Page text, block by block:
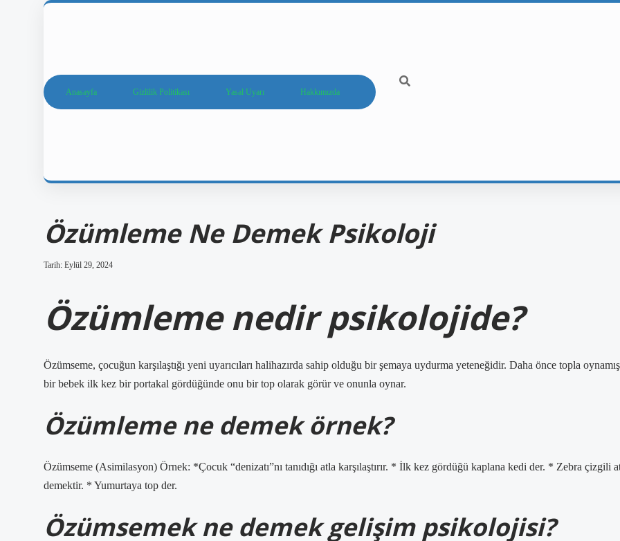
Anasayfa Gizlilik Politikası Yasal Uyarı Hakkımızda
Özümleme Ne Demek Psikoloji
Tarih: Eylül 29, 2024
Özümleme nedir psikolojide?
Özümseme, çocuğun karşılaştığı yeni uyarıcıları halihazırda sahip olduğu bir şemaya uydurma yeteneğidir. Daha önce topla oynamış
bir bebek ilk kez bir portakal gördüğünde onu bir top olarak görür ve onunla oynar.
Özümleme ne demek örnek?
Özümseme (Asimilasyon) Örnek: *Çocuk “denizatı”nı tanıdığı atla karşılaştırır. * İlk kez gördüğü kaplana kedi der. * Zebra çizgili
demektir. * Yumurtaya top der.
Özümsemek ne demek gelişim psikolojisi?